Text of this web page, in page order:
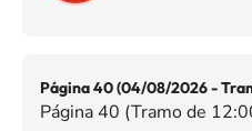
Página 40 (04/08/2026 -
Página 40 (Tramo de